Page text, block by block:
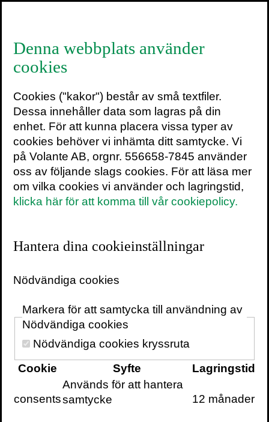
Skärmklipp-2017-04-07-
13.47.32
16 juli 2019
VOLANTE PÅFACEBOOK VOLANTE PÅ
Denna webbplats använder
cookies
Cookies ("kakor") består av små textfiler.
Dessa innehåller data som lagras på din
enhet. För att kunna placera vissa typer av
cookies behöver vi inhämta ditt samtycke. Vi
på Volante AB, orgnr. 556658-7845 använder
oss av följande slags cookies. För att läsa mer
om vilka cookies vi använder och lagringstid,
klicka här för att komma till vår cookiepolicy.
Hantera dina cookieinställningar
Nödvändiga cookies
Markera för att samtycka till användning av
Nödvändiga cookies
Nödvändiga cookies kryssruta
Cookie
Syfte Lagringstid
consents
Används för att hantera
samtycke
12 månader